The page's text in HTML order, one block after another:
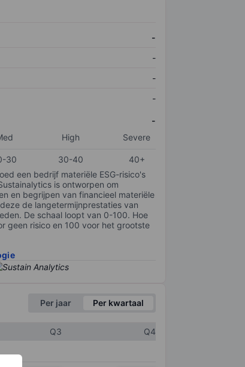
-
-
-
-
-
High Severe
30 30-40
40+
een bedrijf materiële ESG-risico's
is ontworpen om
en begrijpen van financieel materiële
de langetermijnprestaties van
De schaal loopt van 0-100. Hoe
geen risico en 100 voor het grootste
Per jaar Per kwartaal
Q3
Q4